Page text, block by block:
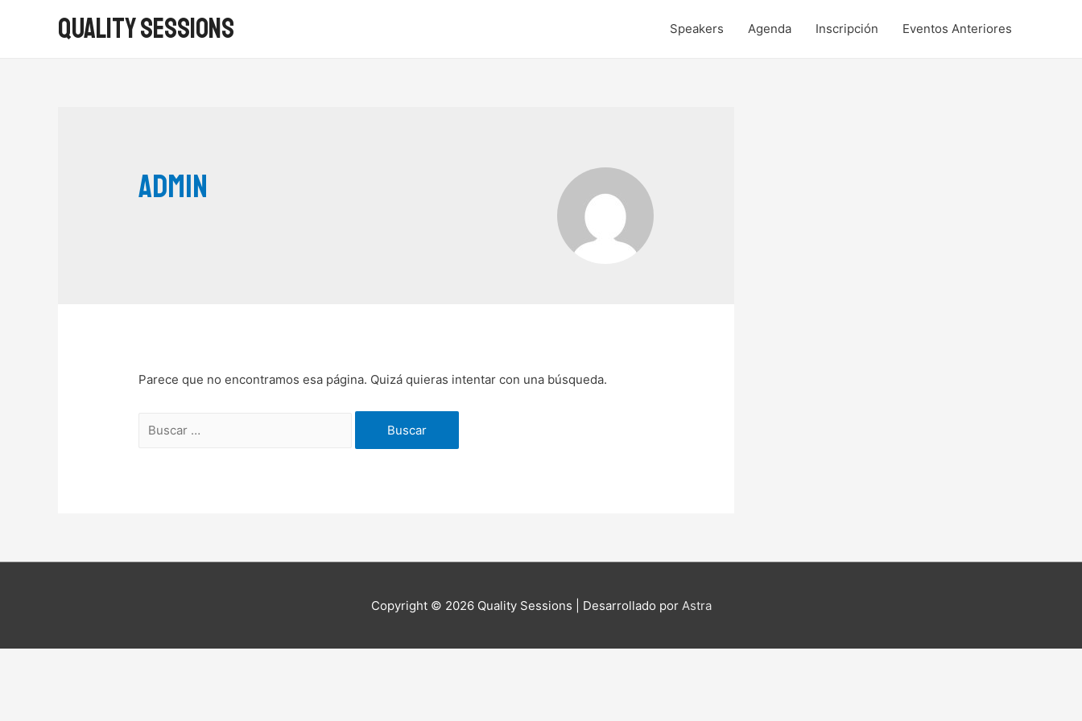
Quality Sessions Speakers Agenda Inscripción Eventos Anteriores
admin
Parece que no encontramos esa página. Quizá quieras intentar con una búsqueda.
Copyright © 2026 Quality Sessions | Desarrollado por Astra